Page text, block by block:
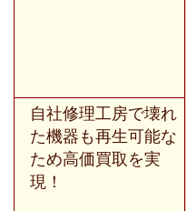
自社修理工房で壊れ
た機器も再生可能な
ため高価買取を実
現！